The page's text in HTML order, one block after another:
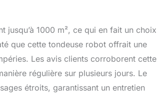
jusqu’à 1000 m², ce qui en fait un choix
que cette tondeuse robot offrait une
Les avis clients corroborent cette
régulière sur plusieurs jours. Le
étroits, garantissant un entretien